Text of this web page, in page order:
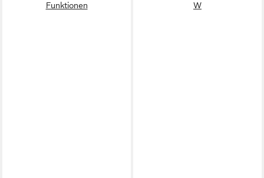
Funktionen
W